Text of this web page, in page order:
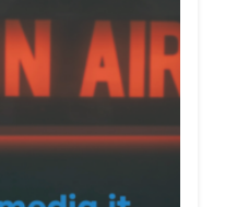
WhatsApp
Stampa